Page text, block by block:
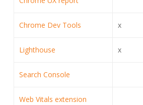
Chrome Dev Tools x
Lighthouse x
Search Console
Web Vitals extension